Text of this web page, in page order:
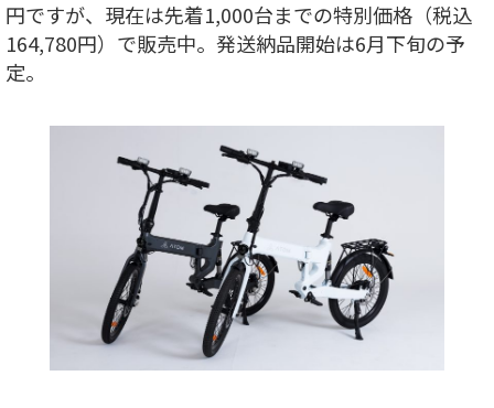
円ですが、現在は先着1,000台までの特別価格（税込
164,780円）で販売中。発送納品開始は6月下旬の予
定。